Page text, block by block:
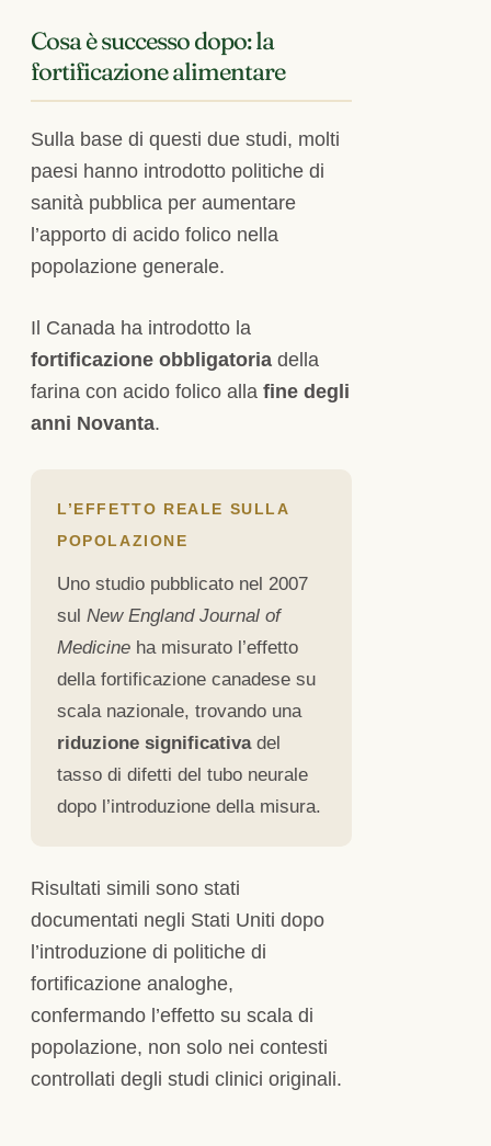
Cosa è successo dopo: la
fortificazione alimentare
Sulla base di questi due studi, molti
paesi hanno introdotto politiche di
sanità pubblica per aumentare
l’apporto di acido folico nella
popolazione generale.
Il Canada ha introdotto la
fortificazione obbligatoria della
farina con acido folico alla fine degli
anni Novanta.
L’EFFETTO REALE SULLA
POPOLAZIONE
Uno studio pubblicato nel 2007
sul New England Journal of
Medicine ha misurato l’effetto
della fortificazione canadese su
scala nazionale, trovando una
riduzione significativadel
tasso di difetti del tubo neurale
dopo l’introduzione della misura.
Risultati simili sono stati
documentati negli Stati Uniti dopo
l’introduzione di politiche di
fortificazione analoghe,
confermando l’effetto su scala di
popolazione, non solo nei contesti
controllati degli studi clinici originali.